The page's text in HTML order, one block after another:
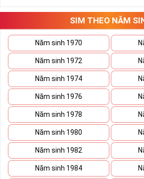
SIM THEO NĂM
Năm sinh 1970
Năm sinh 1972
Năm sinh 1974
Năm sinh 1976
Năm sinh 1978
Năm sinh 1980
Năm sinh 1982
Năm sinh 1984